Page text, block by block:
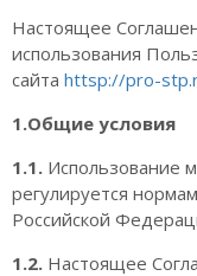
Настоящее
использования
сайта httsp://pro-
1.Общие условия
1.1. Использование
регулируется
Российской
1.2. Настоящее